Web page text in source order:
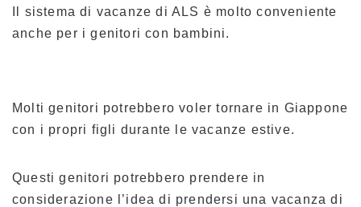
Il sistema di vacanze di ALS è molto conveniente
anche per i genitori con bambini.
Molti genitori potrebbero voler tornare in Giappone
con i propri figli durante le vacanze estive.
Questi genitori potrebbero prendere in
considerazione l’idea di prendersi una vacanza di